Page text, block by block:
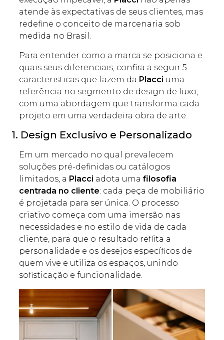
atende às expectativas de seus clientes, mas
redefine o conceito de marcenaria sob
medida no Brasil.
Para entender como a marca se posiciona e
quais seus diferenciais, confira a seguir 5
caracteristicas que fazem da Placci uma
referência no segmento de design de luxo,
com uma abordagem que transforma cada
projeto em uma verdadeira obra de arte.
1. Design Exclusivo e Personalizado
Em um mercado no qual prevalecem
soluções pré-definidas ou catálogos
limitados, a Placci adota uma filosofia
centrada no cliente: cada peça de mobiliário
é projetada para ser única. O processo
criativo começa com uma imersão nas
necessidades e no estilo de vida de cada
cliente, para que o resultado reflita a
personalidade e os desejos específicos de
quem vive e utiliza os espaços, unindo
sofisticação e funcionalidade.